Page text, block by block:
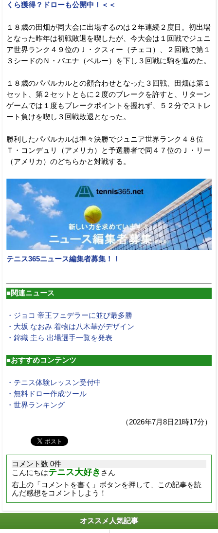
くら獲得？ドローも公開中！＜＜
１８歳の田畑が同大会に出場するのは２年連続２度目。初出場
となった昨年は初戦敗退を喫したが、今大会は１回戦でジュニ
ア世界ランク４９位のＪ・クスィー（チェコ）、２回戦で第１
３シードのＮ・バエナ（ペルー）を下し３回戦に駒を進めた。
１８歳のパパルカルとの顔合わせとなった３回戦、田畑は第１
セット、第２セットともに２度のブレークを許すと、リターン
ゲームでは１度もブレークポイントを握れず、５２分でストレ
ート負けを喫し３回戦敗退となった。
勝利したパパルカルは準々決勝でジュニア世界ランク４８位
Ｔ・コンデュリ（アメリカ）と予選勝者で同４７位のＪ・リー
（アメリカ）のどちらかと対戦する。
テニス365ニュース編集者募集！！
■関連ニュース
・ジョコ 帝王フェデラーに並び最多勝
・大坂 なおみ 着物は八木華がデザイン
・錦織 圭ら 出場選手一覧を発表
■おすすめコンテンツ
・テニス体験レッスン受付中
・無料ドロー作成ツール
・世界ランキング
（2026年7月8日21時17分）
コメント数 0件
こんにちはテニス大好き さん
右上の「コメントを書く」ボタンを押して、この記事を読
んだ感想をコメントしよう！
オススメ人気記事